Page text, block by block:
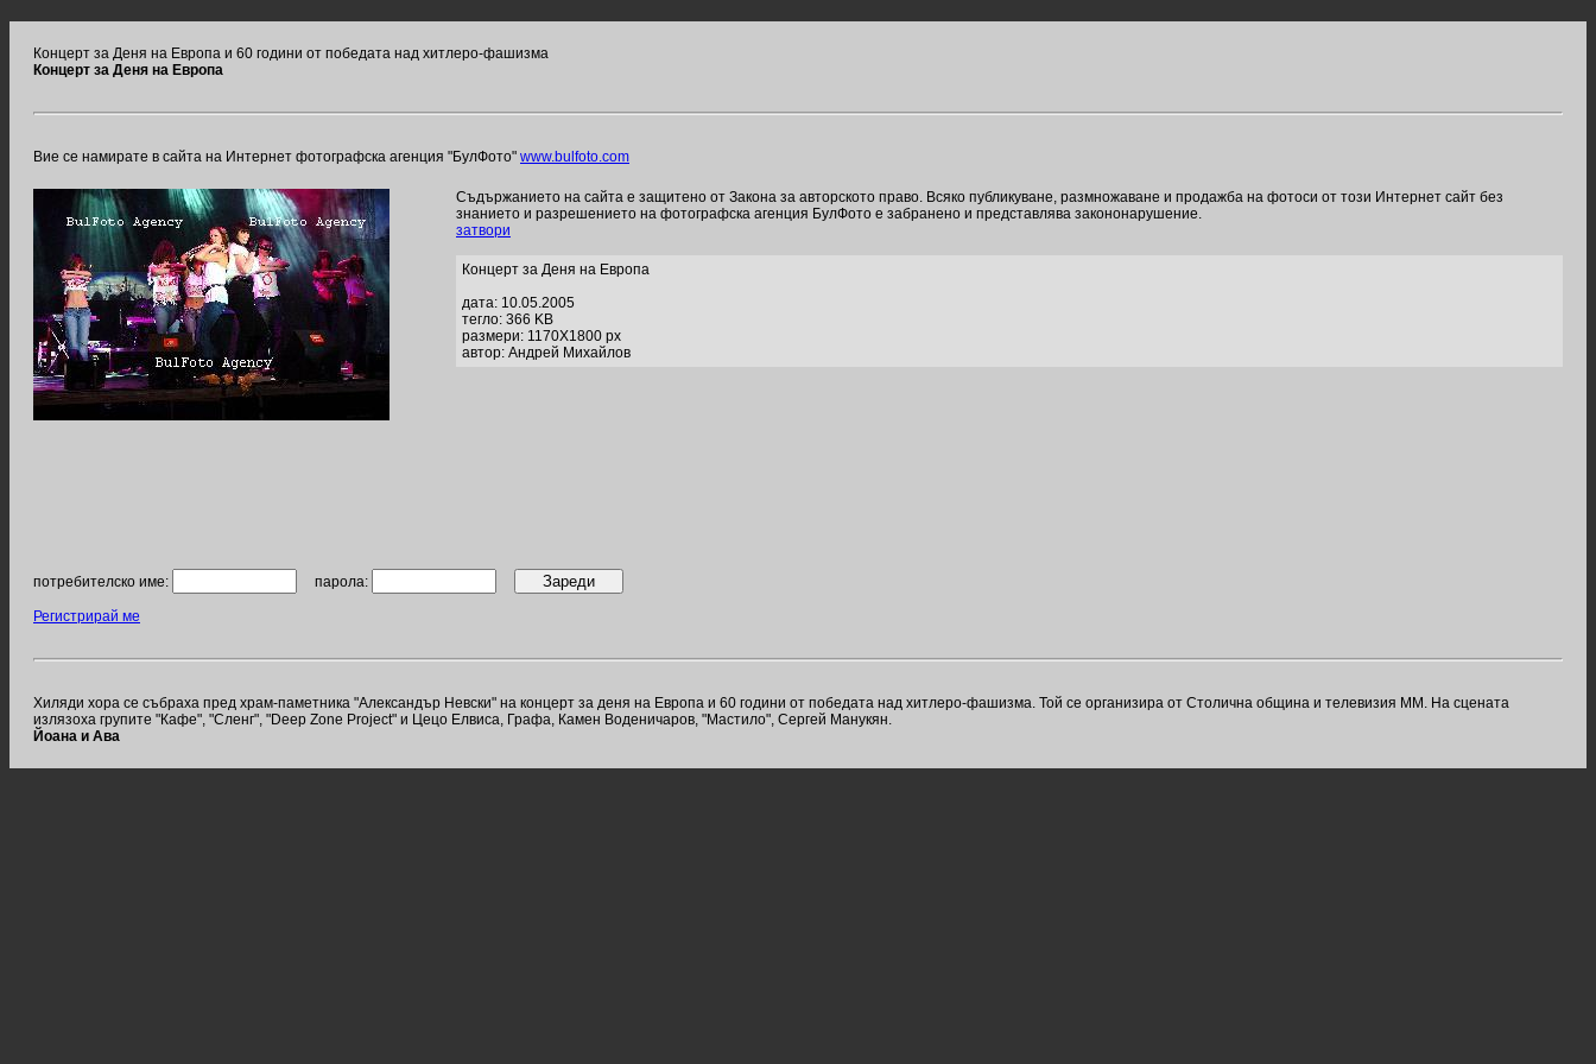
Концерт за Деня на Европа и 60 години от победата над хитлеро-фашизма
Концерт за Деня на Европа
Вие се намирате в сайта на Интернет фотографска агенция "БулФото" www.bulfoto.com
Съдържанието на сайта е защитено от Закона за авторското право. Всяко публикуване, размножаване и продажба на фотоси от този Интернет сайт без
знанието и разрешението на фотографска агенция БулФото е забранено и представлява закононарушение.
затвори
Концерт за Деня на Европа
дата: 10.05.2005
тегло: 366 KB
размери: 1170X1800 px
автор: Андрей Михайлов
потребителско име: парола:
Регистрирай ме
Хиляди хора се събраха пред храм-паметника "Александър Невски" на концерт за деня на Европа и 60 години от победата над хитлеро-фашизма. Той се организира от Столична община и телевизия ММ. На сцената
излязоха групите "Кафе", "Сленг", "Deep Zone Project" и Цецо Елвиса, Графа, Камен Воденичаров, "Мастило", Сергей Манукян.
Йоана и Ава